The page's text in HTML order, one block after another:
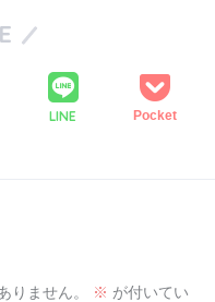
LINE Pocket
りません。 ※ が付いてい